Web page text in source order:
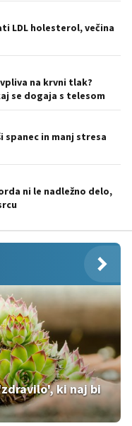
LDL holesterol, večina
na krvni tlak?
se dogaja s telesom
spanec in manj stresa
ni le nadležno delo,
ki naj bi